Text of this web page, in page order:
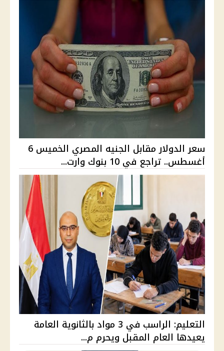
سعر الدولار مقابل الجنيه المصري الخميس 6
أغسطس.. تراجع في 10 بنوك وارت...
التعليم: الراسب في 3 مواد بالثانوية العامة
يعيدها العام المقبل ويحرم م...